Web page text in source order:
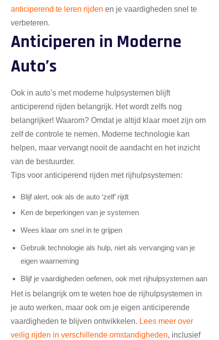
anticiperend te leren rijden en je vaardigheden snel te
verbeteren.
Anticiperen in Moderne
Auto’s
Ook in auto’s met moderne hulpsystemen blijft
anticiperend rijden belangrijk. Het wordt zelfs nog
belangrijker! Waarom? Omdat je altijd klaar moet zijn om
zelf de controle te nemen. Moderne technologie kan
helpen, maar vervangt nooit de aandacht en het inzicht
van de bestuurder.
Tips voor anticiperend rijden met rijhulpsystemen:
Blijf alert, ook als de auto ‘zelf’ rijdt
Ken de beperkingen van je systemen
Wees klaar om snel in te grijpen
Gebruik technologie als hulp, niet als vervanging van je
eigen waarneming
Blijf je vaardigheden oefenen, ook met rijhulpsystemen aan
Het is belangrijk om te weten hoe de rijhulpsystemen in
je auto werken, maar ook om je eigen anticiperende
vaardigheden te blijven ontwikkelen. Lees meer over
veilig rijden in verschillende omstandigheden, inclusief